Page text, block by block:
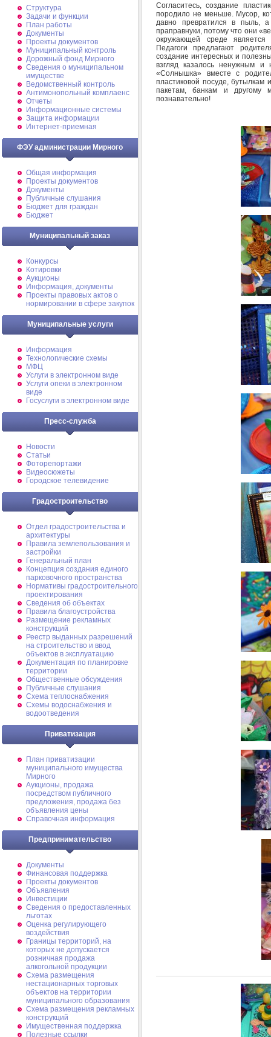
Структура
Задачи и функции
План работы
Документы
Проекты документов
Муниципальный контроль
Дорожный фонд Мирного
Cведения о муниципальном
имуществе
Ведомственный контроль
Антимонопольный комплаенс
Отчеты
Информационные системы
Защита информации
Интернет-приемная
ФЭУ администрации Мирного
Общая информация
Проекты документов
Документы
Публичные слушания
Бюджет для граждан
Бюджет
Муниципальный заказ
Конкурсы
Котировки
Аукционы
Информация, документы
Проекты правовых актов о
нормировании в сфере закупок
Муниципальные услуги
Информация
Технологические схемы
МФЦ
Услуги в электронном виде
Услуги опеки в электронном
виде
Госуслуги в электронном виде
Пресс-служба
Новости
Статьи
Фоторепортажи
Видеосюжеты
Городское телевидение
Градостроительство
Отдел градостроительства и
архитектуры
Правила землепользования и
застройки
Генеральный план
Концепция создания единого
парковочного пространства
Нормативы градостроительного
проектирования
Сведения об объектах
Правила благоустройства
Размещение рекламных
конструкций
Реестр выданных разрешений
на строительство и ввод
объектов в эксплуатацию
Документация по планировке
территории
Общественные обсуждения
Публичные слушания
Схема теплоснабжения
Схемы водоснабжения и
водоотведения
Приватизация
План приватизации
муниципального имущества
Мирного
Аукционы, продажа
посредством публичного
предложения, продажа без
объявления цены
Справочная информация
Предпринимательство
Документы
Финансовая поддержка
Проекты документов
Объявления
Инвестиции
Сведения о предоставленных
льготах
Оценка регулирующего
воздействия
Границы территорий, на
которых не допускается
розничная продажа
алкогольной продукции
Схема размещения
нестационарных торговых
объектов на территории
муниципального образования
Схема размещения рекламных
конструкций
Имущественная поддержка
Полезные ссылки
Согласитесь, создание
породило не меньше. Мусор,
давно превратился в пыль,
праправнуки, потому что они
окружающей среде
Педагоги предлагают
создание интересных и
взгляд казалось ненужным и
«Солнышка» вместе с
пластиковой посуде,
пакетам, банкам и другому
познавательно!